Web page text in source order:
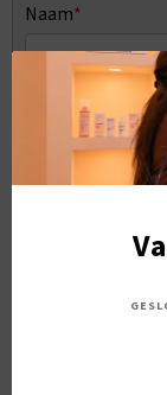
Naam*
E-mailadres*
Telefoonnummer